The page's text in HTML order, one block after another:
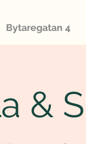
Bytaregatan 4
&